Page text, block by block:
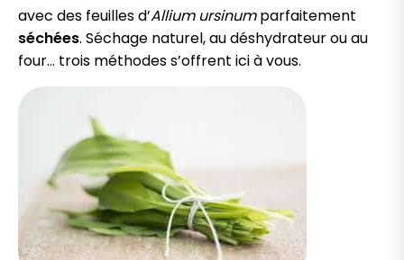
avec des feuilles d’Allium ursinumparfaitement
séchées. Séchage naturel, au déshydrateur ou au
four… trois méthodes s’offrent ici à vous.